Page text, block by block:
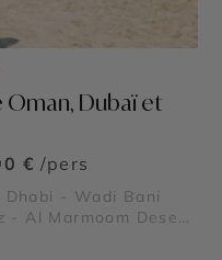
Dubaï et
€ /pers
- Wadi Bani
- Al Marmoom Desert